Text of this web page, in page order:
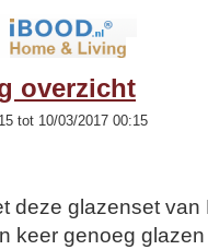
overzicht
tot 10/03/2017 00:15
deze glazenset
keer genoeg